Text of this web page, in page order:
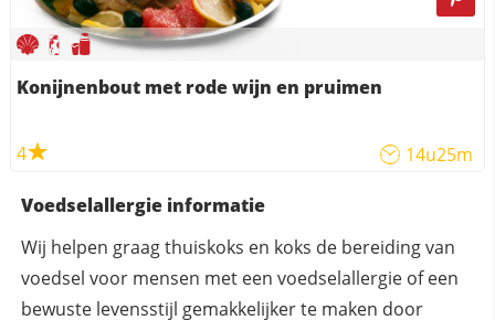
Konijnenbout met rode wijn en pruimen
4 14u25m
Voedselallergie informatie
Wij helpen graag thuiskoks en koks de bereiding van
voedsel voor mensen met een voedselallergie of een
bewuste levensstijl gemakkelijker te maken door